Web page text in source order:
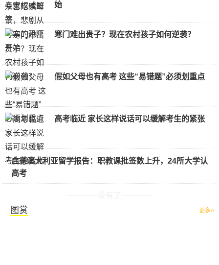
始
寒门难出贵子？现在农村孩子如何逆袭？
假如父母也有高考 这些“易错题”必须划重点
高考临近 家长这样说话可以缓解考生的紧张
启德澳大利亚留学报告：职教课批签数上升，24所大学认
高考
图赏 更多>